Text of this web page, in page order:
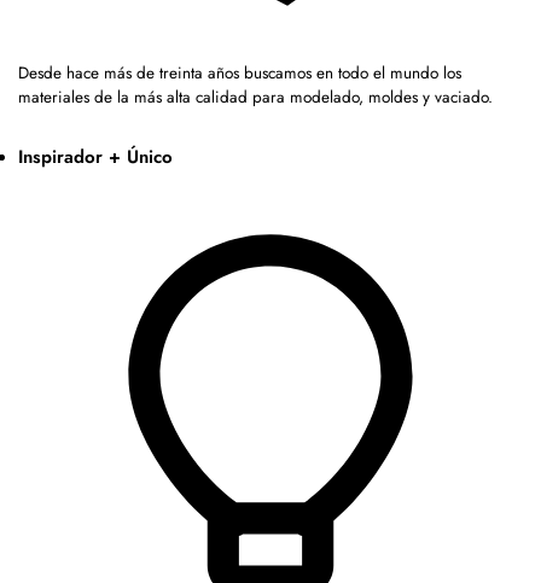
Desde hace más de treinta años buscamos en todo el mundo los
materiales de la más alta calidad para modelado, moldes y vaciado.
Inspirador + Único